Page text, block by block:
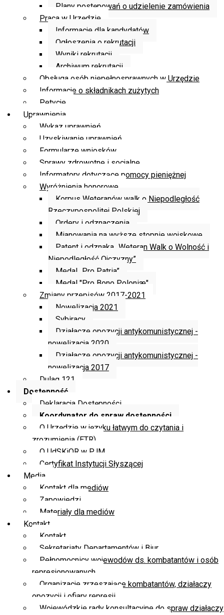
Plany postępowań o udzielenie zamówienia
Praca w Urzędzie
Informacje dla kandydatów
Ogłoszenia o rekrutacji
Wyniki rekrutacji
Archiwum rekrutacji
Obsługa osób niepełnosprawnych w Urzędzie
Informacje o składnikach zużytych
Petycje
Uprawnienia
Wykaz uprawnień
Uzyskiwanie uprawnień
Formularze wniosków
Sprawy zdrowotne i socjalne
Informatory dotyczące pomocy pieniężnej
Wyróżnienia honorowe
Korpus Weteranów walk o Niepodległość
Rzeczypospolitej Polskiej
Ordery i odznaczenia
Mianowania na wyższe stopnie wojskowe
Patent i odznaka „Weteran Walk o Wolność i
Niepodległość Ojczyzny”
Medal „Pro Patria”
Medal "Pro Bono Poloniæ"
Zmiany przepisów 2017-2021
Nowelizacja 2021
Sybiracy
Działacze opozycji antykomunistycznej -
nowelizacja 2020
Działacze opozycji antykomunistycznej -
nowelizacja 2017
Dulag 121
Dostępność
Deklaracja Dostępności
Koordynator do spraw dostępności
O Urzędzie w języku łatwym do czytania i
zrozumienia (ETR)
O UdSKiOR w PJM
Certyfikat Instytucji Słyszącej
Media
Kontakt dla mediów
Zapowiedzi
Materiały dla mediów
Kontakt
Kontakt
Sekretariaty Departamentów i Biur
Pełnomocnicy wojewodów ds. kombatantów i osób
represjonowanych
Organizacje zrzeszające kombatantów, działaczy
opozycji i ofiary represji
Wojewódzkie rady konsultacyjne do spraw działaczy